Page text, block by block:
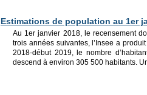
Estimations de population au 1er
Au 1er janvier 2018, le recensement
trois années suivantes, l’Insee a
2018-début 2019, le nombre
descend à environ 305 500 habitants.